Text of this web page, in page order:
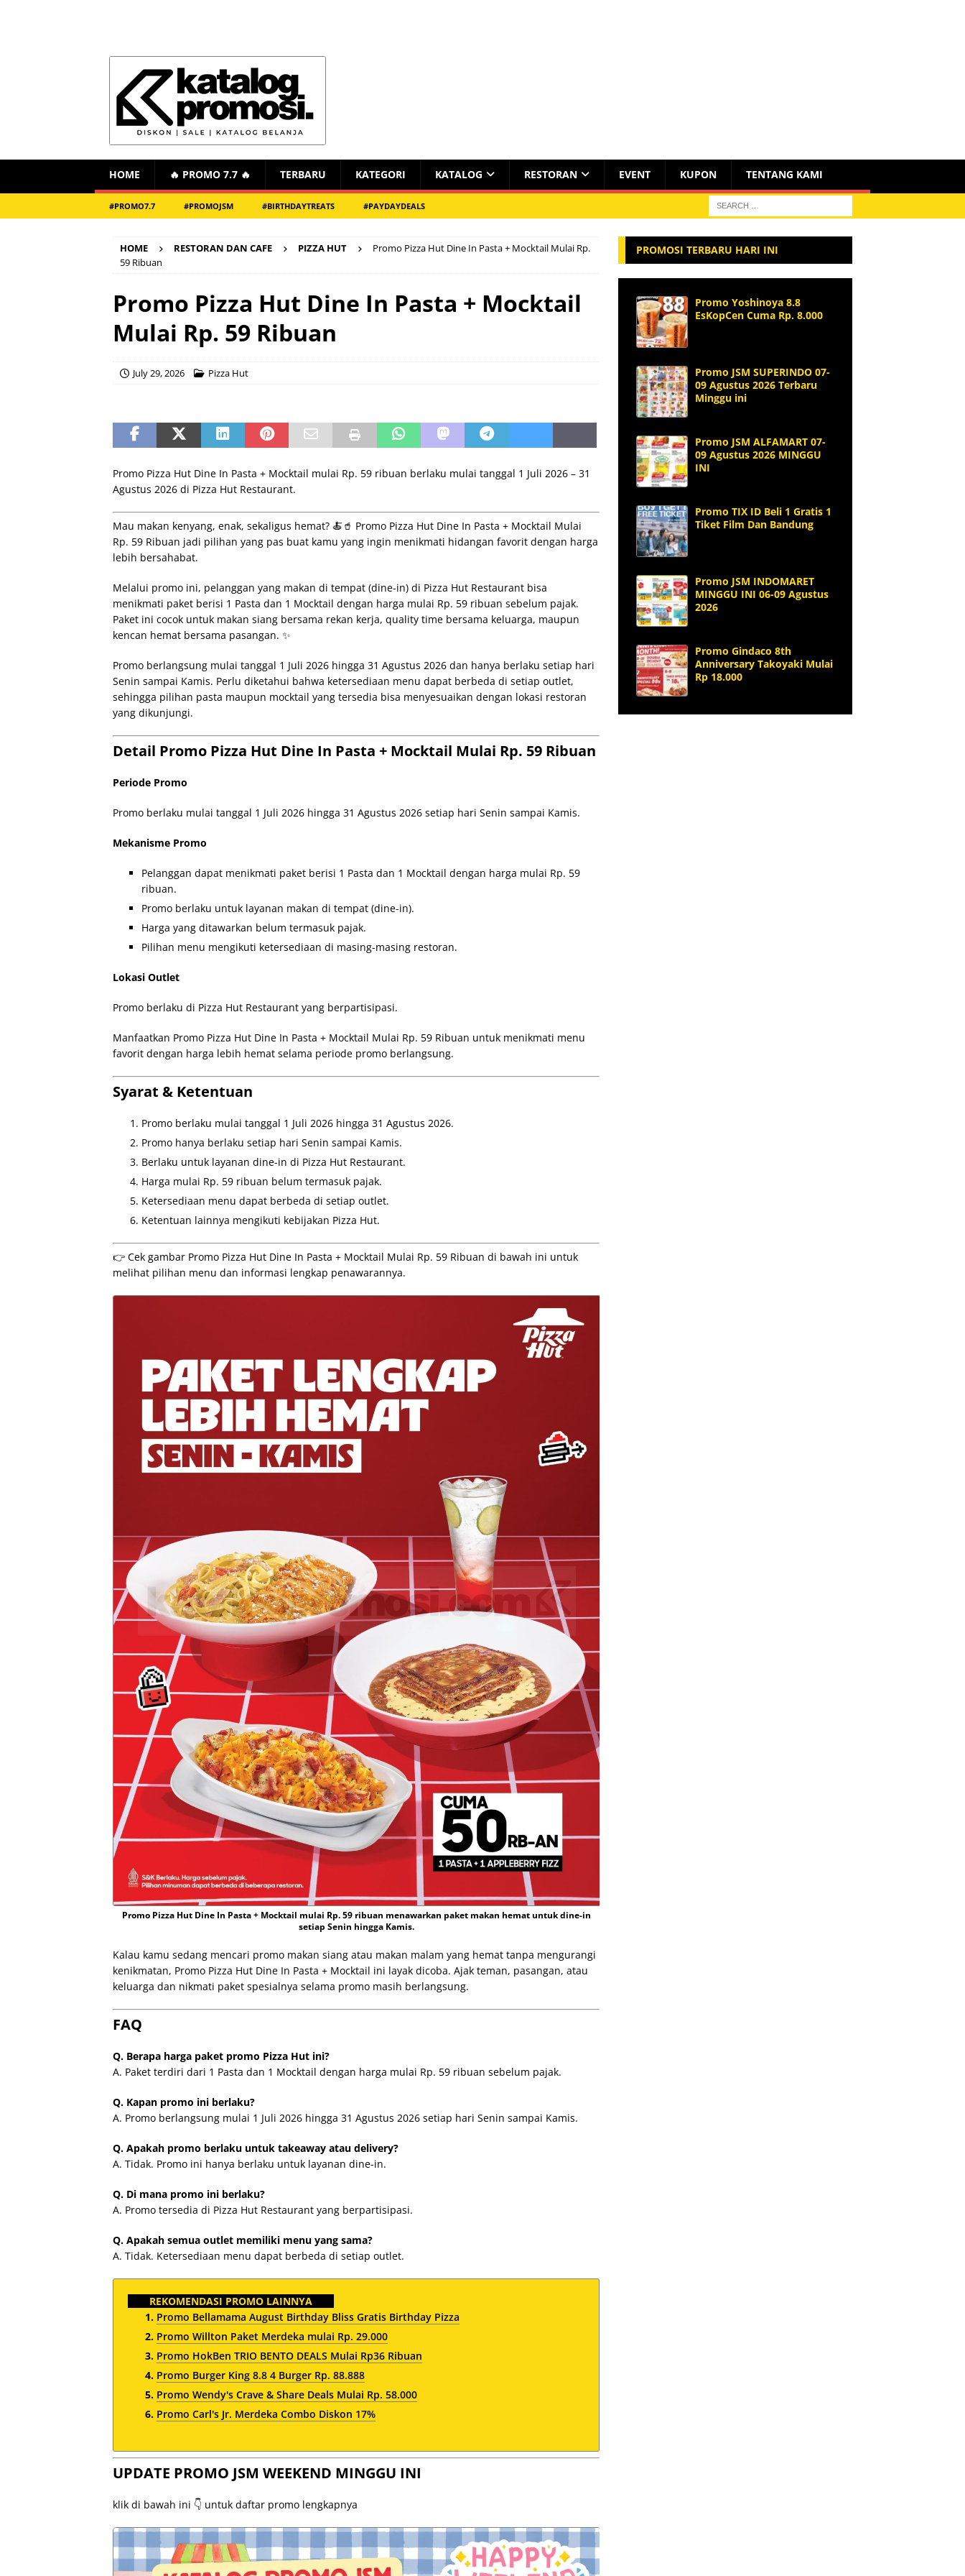
HOME 🔥 PROMO 7.7 🔥 TERBARU KATEGORI KATALOG RESTORAN EVENT KUPON TENTANG KAMI
#PROMO7.7 #PROMOJSM #BIRTHDAYTREATS #PAYDAYDEALS
HOME RESTORAN DAN CAFE PIZZA HUT
Promo Pizza Hut Dine In Pasta + Mocktail Mulai Rp.
59 Ribuan
Promo Pizza Hut Dine In Pasta + Mocktail
Mulai Rp. 59 Ribuan
July 29, 2026 Pizza Hut
Promo Pizza Hut Dine In Pasta + Mocktail mulai Rp. 59 ribuan berlaku mulai tanggal 1 Juli 2026 – 31
Agustus 2026 di Pizza Hut Restaurant.
Mau makan kenyang, enak, sekaligus hemat? 🍝🥤 Promo Pizza Hut Dine In Pasta + Mocktail Mulai
Rp. 59 Ribuan jadi pilihan yang pas buat kamu yang ingin menikmati hidangan favorit dengan harga
lebih bersahabat.
Melalui promo ini, pelanggan yang makan di tempat (dine-in) di Pizza Hut Restaurant bisa
menikmati paket berisi 1 Pasta dan 1 Mocktail dengan harga mulai Rp. 59 ribuan sebelum pajak.
Paket ini cocok untuk makan siang bersama rekan kerja, quality time bersama keluarga, maupun
kencan hemat bersama pasangan. ✨
Promo berlangsung mulai tanggal 1 Juli 2026 hingga 31 Agustus 2026 dan hanya berlaku setiap hari
Senin sampai Kamis. Perlu diketahui bahwa ketersediaan menu dapat berbeda di setiap outlet,
sehingga pilihan pasta maupun mocktail yang tersedia bisa menyesuaikan dengan lokasi restoran
yang dikunjungi.
Detail Promo Pizza Hut Dine In Pasta + Mocktail Mulai Rp. 59 Ribuan
Periode Promo
Promo berlaku mulai tanggal 1 Juli 2026 hingga 31 Agustus 2026 setiap hari Senin sampai Kamis.
Mekanisme Promo
Pelanggan dapat menikmati paket berisi 1 Pasta dan 1 Mocktail dengan harga mulai Rp. 59
ribuan.
Promo berlaku untuk layanan makan di tempat (dine-in).
Harga yang ditawarkan belum termasuk pajak.
Pilihan menu mengikuti ketersediaan di masing-masing restoran.
Lokasi Outlet
Promo berlaku di Pizza Hut Restaurant yang berpartisipasi.
Manfaatkan Promo Pizza Hut Dine In Pasta + Mocktail Mulai Rp. 59 Ribuan untuk menikmati menu
favorit dengan harga lebih hemat selama periode promo berlangsung.
Syarat & Ketentuan
Promo berlaku mulai tanggal 1 Juli 2026 hingga 31 Agustus 2026.
Promo hanya berlaku setiap hari Senin sampai Kamis.
Berlaku untuk layanan dine-in di Pizza Hut Restaurant.
Harga mulai Rp. 59 ribuan belum termasuk pajak.
Ketersediaan menu dapat berbeda di setiap outlet.
Ketentuan lainnya mengikuti kebijakan Pizza Hut.
👉 Cek gambar Promo Pizza Hut Dine In Pasta + Mocktail Mulai Rp. 59 Ribuan di bawah ini untuk
melihat pilihan menu dan informasi lengkap penawarannya.
Promo Pizza Hut Dine In Pasta + Mocktail mulai Rp. 59 ribuan menawarkan paket makan hemat untuk dine-in
setiap Senin hingga Kamis.
Kalau kamu sedang mencari promo makan siang atau makan malam yang hemat tanpa mengurangi
kenikmatan, Promo Pizza Hut Dine In Pasta + Mocktail ini layak dicoba. Ajak teman, pasangan, atau
keluarga dan nikmati paket spesialnya selama promo masih berlangsung.
FAQ
Q. Berapa harga paket promo Pizza Hut ini?
A. Paket terdiri dari 1 Pasta dan 1 Mocktail dengan harga mulai Rp. 59 ribuan sebelum pajak.
Q. Kapan promo ini berlaku?
A. Promo berlangsung mulai 1 Juli 2026 hingga 31 Agustus 2026 setiap hari Senin sampai Kamis.
Q. Apakah promo berlaku untuk takeaway atau delivery?
A. Tidak. Promo ini hanya berlaku untuk layanan dine-in.
Q. Di mana promo ini berlaku?
A. Promo tersedia di Pizza Hut Restaurant yang berpartisipasi.
Q. Apakah semua outlet memiliki menu yang sama?
A. Tidak. Ketersediaan menu dapat berbeda di setiap outlet.
REKOMENDASI PROMO LAINNYA
Promo Bellamama August Birthday Bliss Gratis Birthday Pizza
Promo Willton Paket Merdeka mulai Rp. 29.000
Promo HokBen TRIO BENTO DEALS Mulai Rp36 Ribuan
Promo Burger King 8.8 4 Burger Rp. 88.888
Promo Wendy's Crave & Share Deals Mulai Rp. 58.000
Promo Carl's Jr. Merdeka Combo Diskon 17%
UPDATE PROMO JSM WEEKEND MINGGU INI
klik di bawah ini 👇 untuk daftar promo lengkapnya
PROMOSI TERBARU HARI INI
Promo Yoshinoya 8.8
EsKopCen Cuma Rp. 8.000
Promo JSM SUPERINDO 07-
09 Agustus 2026 Terbaru
Minggu ini
Promo JSM ALFAMART 07-
09 Agustus 2026 MINGGU
INI
Promo TIX ID Beli 1 Gratis 1
Tiket Film Dan Bandung
Promo JSM INDOMARET
MINGGU INI 06-09 Agustus
2026
Promo Gindaco 8th
Anniversary Takoyaki Mulai
Rp 18.000